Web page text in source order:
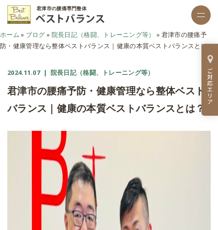
君津市の腰痛専門整体
ホーム » ブログ » 院長日記（格闘、トレーニング等） » 君津市の腰痛予
防・健康管理なら整体ベストバランス｜健康の本質ベストバランスとは？
2024.11.07| 院長日記（格闘、トレーニング等）
君津市の腰痛予防・健康管理なら整体ベスト
バランス｜健康の本質ベストバランスとは？